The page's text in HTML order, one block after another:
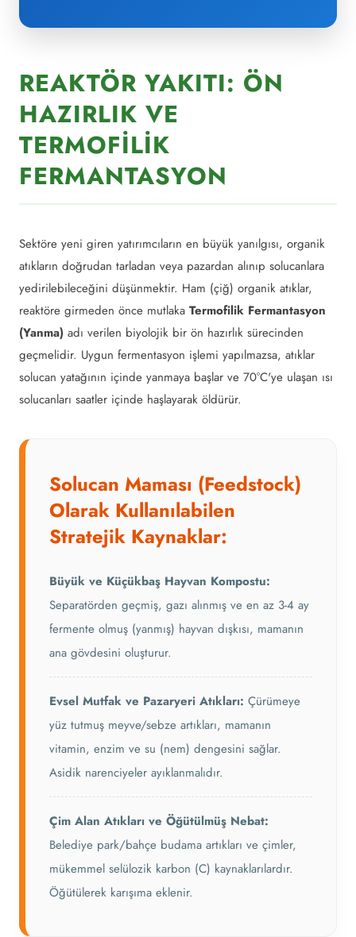
REAKTÖR YAKITI: ÖN
HAZIRLIK VE
TERMOFILIK
FERMANTASYON
Sektöre yeni giren yatırımcıların en büyük yanılgısı, organik
atıkların doğrudan tarladan veya pazardan alınıp solucanlara
yedirilebileceğini düşünmektir. Ham (çiğ) organik atıklar,
reaktöre girmeden önce mutlaka Termofilik Fermantasyon
(Yanma) adı verilen biyolojik bir ön hazırlık sürecinden
geçmelidir. Uygun fermentasyon işlemi yapılmazsa, atıklar
solucan yatağının içinde yanmaya başlar ve 70°C'ye ulaşan ısı
solucanları saatler içinde haşlayarak öldürür.
Solucan Maması (Feedstock)
Olarak Kullanılabilen
Stratejik Kaynaklar:
Büyük ve Küçükbaş Hayvan Kompostu:
Separatörden geçmiş, gazı alınmış ve en az 3-4 ay
fermente olmuş (yanmış) hayvan dışkısı, mamanın
ana gövdesini oluşturur.
Evsel Mutfak ve Pazaryeri Atıkları: Çürümeye
yüz tutmuş meyve/sebze artıkları, mamanın
vitamin, enzim ve su (nem) dengesini sağlar.
Asidik narenciyeler ayıklanmalıdır.
Çim Alan Atıkları ve Öğütülmüş Nebat:
Belediye park/bahçe budama artıkları ve çimler,
mükemmel selülozik karbon (C) kaynaklarılardır.
Öğütülerek karışıma eklenir.